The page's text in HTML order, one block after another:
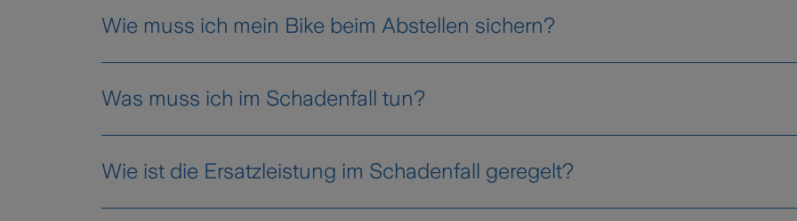
Wie muss ich mein Bike beim Abstellen sichern?
Was muss ich im Schadenfall tun?
bike-versicherung.
Wie ist die Ersatzleistung im Schadenfall geregelt?